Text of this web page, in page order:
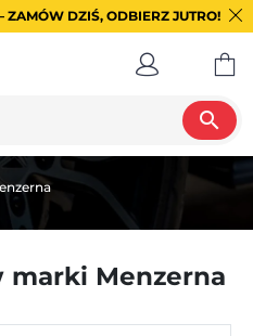
DZIŚ, ODBIERZ JUTRO!
search
Menzerna